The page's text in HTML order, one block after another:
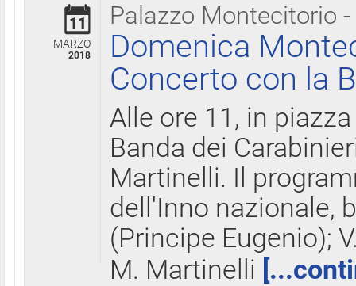
Palazzo Montecitorio
11
MARZO
2018
Domenica
Concerto con la
Alle ore 11, in
Banda dei
Martinelli. Il
dell'Inno nazionale,
(Principe Eugenio);
M. Martinelli